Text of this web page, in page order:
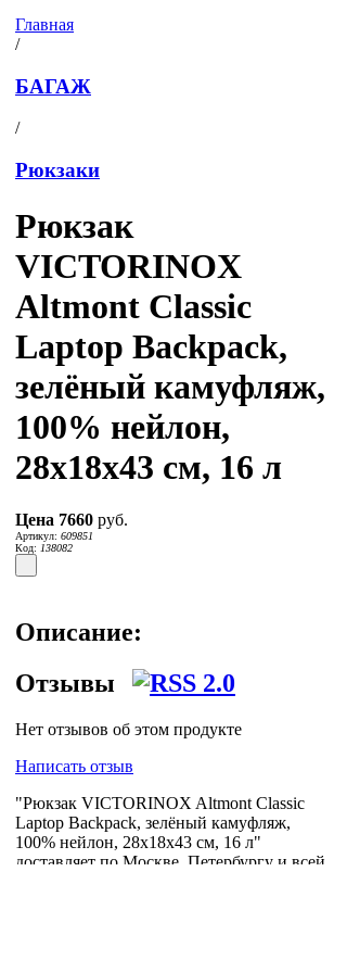
Главная
/
БАГАЖ
/
Рюкзаки
Рюкзак
VICTORINOX
Altmont Classic
Laptop Backpack,
зелёный камуфляж,
100% нейлон,
28x18x43 см, 16 л
Цена 7660 руб.
Артикул: 609851
Код: 138082
Описание:
Отзывы
Нет отзывов об этом продукте
Написать отзыв
"Рюкзак VICTORINOX Altmont Classic
Laptop Backpack, зелёный камуфляж,
100% нейлон, 28x18x43 см, 16 л"
доставляет по Москве, Петербургу и всей